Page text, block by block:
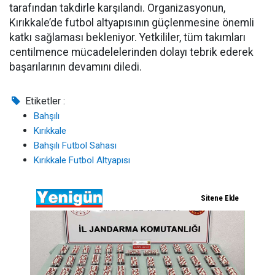
tarafından takdirle karşılandı. Organizasyonun,
Kırıkkale’de futbol altyapısının güçlenmesine önemli
katkı sağlaması bekleniyor. Yetkililer, tüm takımları
centilmence mücadelelerinden dolayı tebrik ederek
başarılarının devamını diledi.
Etiketler :
Bahşılı
Kırıkkale
Bahşılı Futbol Sahası
Kırıkkale Futbol Altyapısı